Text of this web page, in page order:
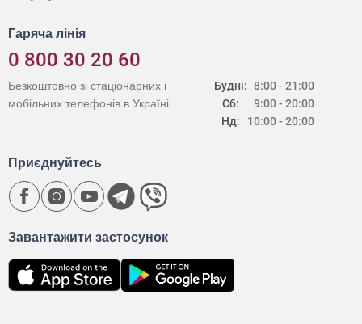
Гаряча лінія
0 800 30 20 60
Будні:
Сб:
Нд:
8:00 - 21:00
9:00 - 20:00
10:00 - 20:00
Безкоштовно зі стаціонарних і
мобільних телефонів в Україні
Завантажити застосунок
Приєднуйтесь